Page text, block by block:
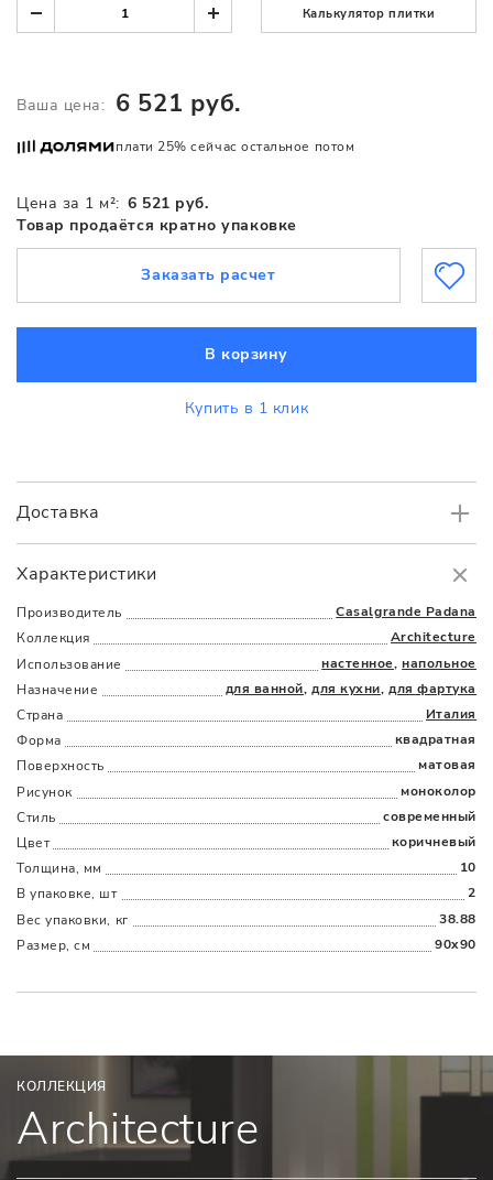
Характеристики
Производитель
Casalgrande Padana
Коллекция
Architecture
Использование
настенное,напольное
Назначение
для ванной,для кухни,для фартука
Страна
Италия
Форма
квадратная
Поверхность
матовая
Рисунок
моноколор
Стиль
современный
Цвет
коричневый
Толщина, мм
10
В упаковке, шт
2
Вес упаковки, кг
38.88
Размер, см
90x90
Доставка
Доставка
НаличымиКартойПо счетуДолями
Цена за 1 м²: 6 521 руб.
Товар продаётся кратно упаковке
Калькулятор плитки
Ваша цена: 6 521 руб.
плати 25% сейчас остальное потом
В корзину
Купить в 1 клик
Заказать расчет
КОЛЛЕКЦИЯ
Architecture